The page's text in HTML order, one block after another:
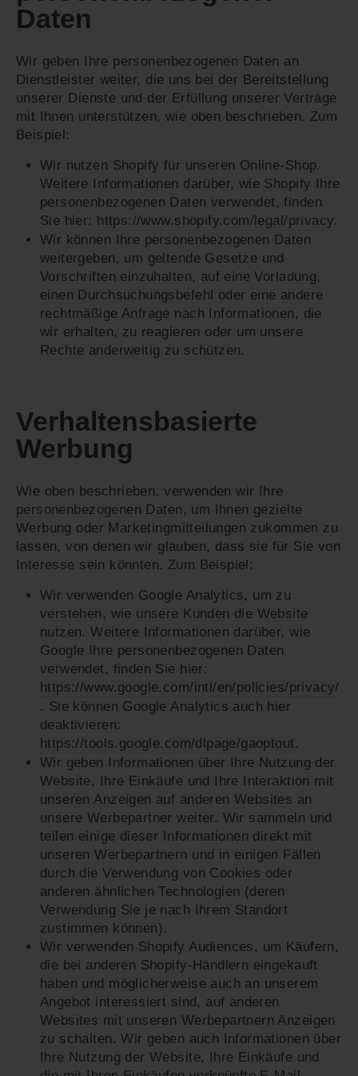
Daten
Wir geben Ihre personenbezogenen Daten an
Dienstleister weiter, die uns bei der Bereitstellung
unserer Dienste und der Erfüllung unserer Verträge
mit Ihnen unterstützen, wie oben beschrieben. Zum
Beispiel:
Wir nutzen Shopify für unseren Online-Shop.
Weitere Informationen darüber, wie Shopify Ihre
personenbezogenen Daten verwendet, finden
Sie hier: https://www.shopify.com/legal/privacy.
Wir können Ihre personenbezogenen Daten
weitergeben, um geltende Gesetze und
Vorschriften einzuhalten, auf eine Vorladung,
einen Durchsuchungsbefehl oder eine andere
rechtmäßige Anfrage nach Informationen, die
wir erhalten, zu reagieren oder um unsere
Rechte anderweitig zu schützen.
Verhaltensbasierte
Werbung
Wie oben beschrieben, verwenden wir Ihre
personenbezogenen Daten, um Ihnen gezielte
Werbung oder Marketingmitteilungen zukommen zu
lassen, von denen wir glauben, dass sie für Sie von
Interesse sein könnten. Zum Beispiel:
Wir verwenden Google Analytics, um zu
verstehen, wie unsere Kunden die Website
nutzen. Weitere Informationen darüber, wie
Google Ihre personenbezogenen Daten
verwendet, finden Sie hier:
https://www.google.com/intl/en/policies/privacy/
. Sie können Google Analytics auch hier
deaktivieren:
https://tools.google.com/dlpage/gaoptout .
Wir geben Informationen über Ihre Nutzung der
Website, Ihre Einkäufe und Ihre Interaktion mit
unseren Anzeigen auf anderen Websites an
unsere Werbepartner weiter. Wir sammeln und
teilen einige dieser Informationen direkt mit
unseren Werbepartnern und in einigen Fällen
durch die Verwendung von Cookies oder
anderen ähnlichen Technologien (deren
Verwendung Sie je nach Ihrem Standort
zustimmen können).
Wir verwenden Shopify Audiences, um Käufern,
die bei anderen Shopify-Händlern eingekauft
haben und möglicherweise auch an unserem
Angebot interessiert sind, auf anderen
Websites mit unseren Werbepartnern Anzeigen
zu schalten. Wir geben auch Informationen über
Ihre Nutzung der Website, Ihre Einkäufe und